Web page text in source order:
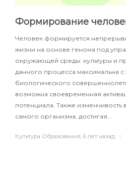
Формирование
Человек формируется
жизни на основе генома под
окружающей среды: культуры и
данного процесса максимальна с
биологического
возможна своевременная
потенциала. Также изменчивость
самого организма, достигая…
Культура Образования, 6 лет назад